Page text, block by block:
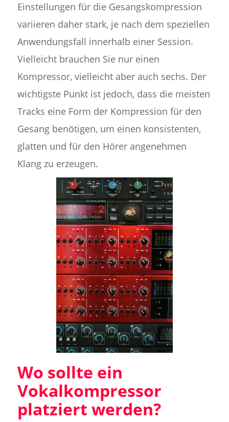
Einstellungen für die Gesangskompression
variieren daher stark, je nach dem speziellen
Anwendungsfall innerhalb einer Session.
Vielleicht brauchen Sie nur einen
Kompressor, vielleicht aber auch sechs. Der
wichtigste Punkt ist jedoch, dass die meisten
Tracks eine Form der Kompression für den
Gesang benötigen, um einen konsistenten,
glatten und für den Hörer angenehmen
Klang zu erzeugen.
Wo sollte ein
Vokalkompressor
platziert werden?